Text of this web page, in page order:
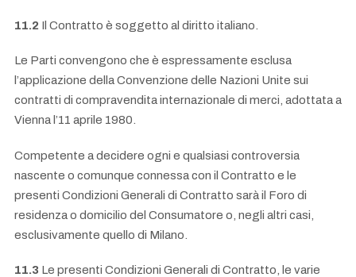
11.2 Il Contratto è soggetto al diritto italiano.
Le Parti convengono che è espressamente esclusa
l’applicazione della Convenzione delle Nazioni Unite sui
contratti di compravendita internazionale di merci, adottata a
Vienna l’11 aprile 1980.
Competente a decidere ogni e qualsiasi controversia
nascente o comunque connessa con il Contratto e le
presenti Condizioni Generali di Contratto sarà il Foro di
residenza o domicilio del Consumatore o, negli altri casi,
esclusivamente quello di Milano.
11.3 Le presenti Condizioni Generali di Contratto, le varie